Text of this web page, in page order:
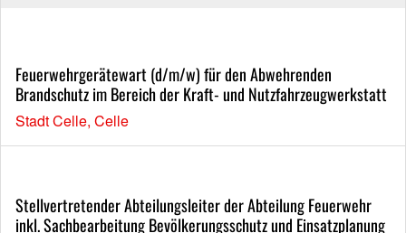
Feuerwehrgerätewart (d/m/w) für den Abwehrenden
Brandschutz im Bereich der Kraft- und Nutzfahrzeugwerkstatt
Stadt Celle, Celle
Stellvertretender Abteilungsleiter der Abteilung Feuerwehr
inkl. Sachbearbeitung Bevölkerungsschutz und Einsatzplanung